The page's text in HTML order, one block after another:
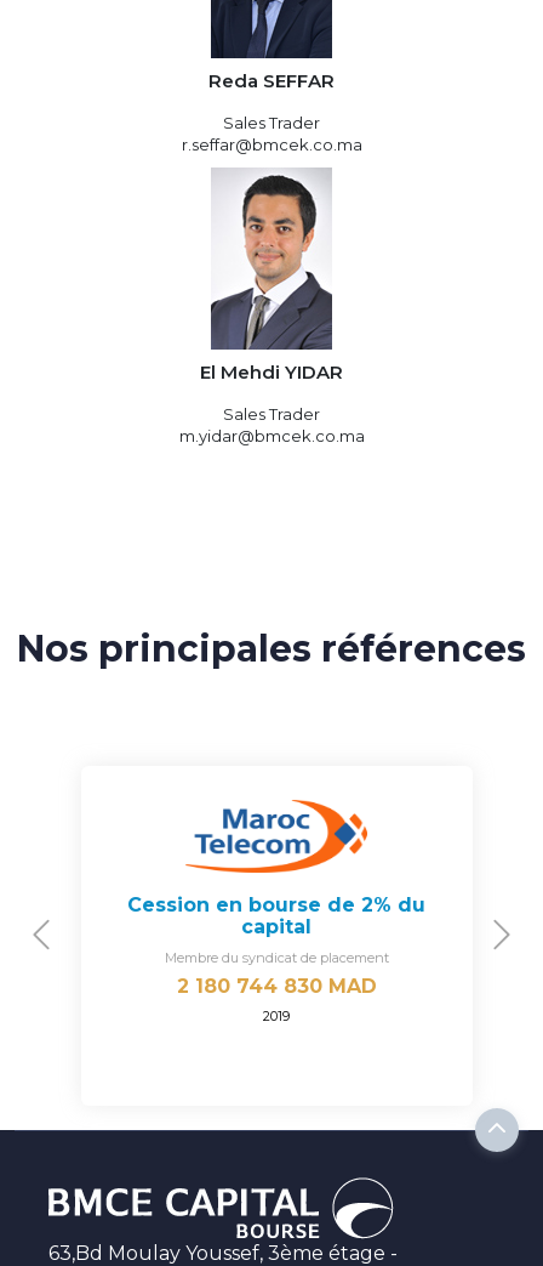
Reda SEFFAR
Sales Trader
r.seffar@bmcek.co.ma
El Mehdi YIDAR
Sales Trader
m.yidar@bmcek.co.ma
Nos principales références
Cession en bourse de 2% du
capital
Membre du syndicat de placement
2 180 744 830 MAD
2019
Previous
63,Bd Moulay Youssef, 3ème étage -